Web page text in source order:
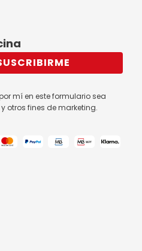
mí en este formulario sea
otros fines de marketing.